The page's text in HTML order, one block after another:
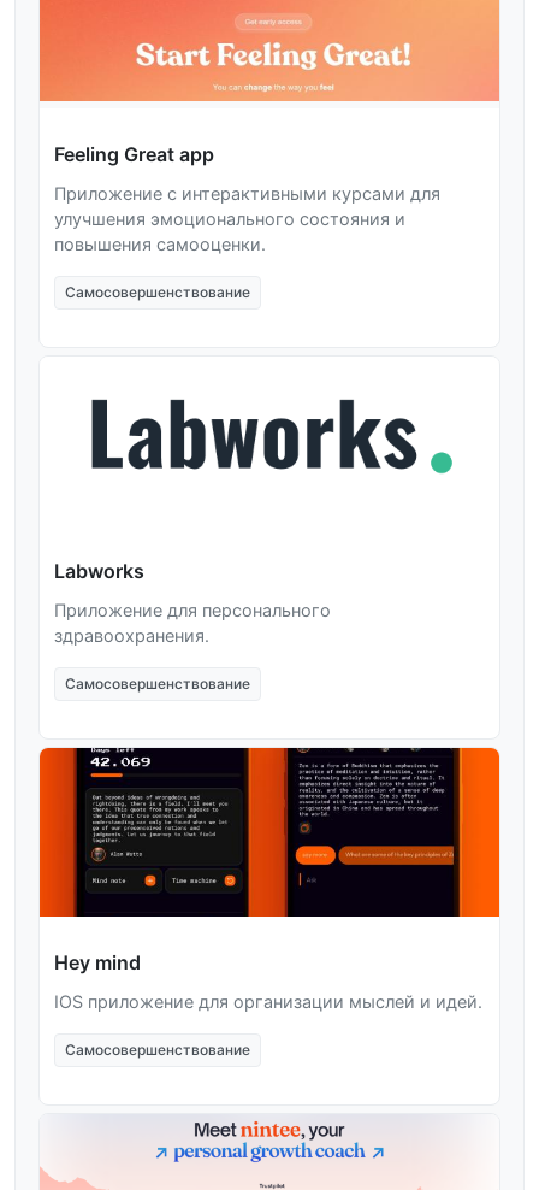
Feeling Great app
Приложение с интерактивными курсами для
улучшения эмоционального состояния и
повышения самооценки.
Самосовершенствование
Labworks
Приложение для персонального
здравоохранения.
Самосовершенствование
Hey mind
IOS приложение для организации мыслей и идей.
Самосовершенствование